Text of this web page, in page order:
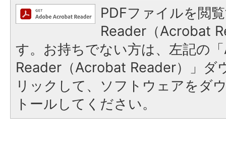
PDFファイルを閲
Reader（Acrobat
す。お持ちでない方は、左記の
Reader（Acrobat Reader）」ダ
リックして、ソフトウェアをダ
トールしてください。